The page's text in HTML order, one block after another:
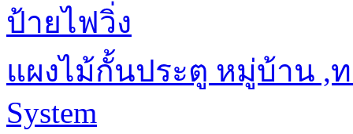
ป้ายไฟวิ่ง
แผงไม้กั้นประตู หมู่บ้าน ,ท
System